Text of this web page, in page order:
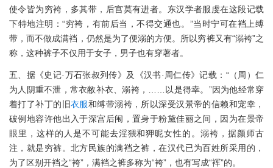
使令皆为穷袴，多其带，后宫莫有进者。东汉学者服虔在这段记载
下特地注明：“穷袴，有前后当，不得交通也。”当时宁可在裆上缚
带，而不做成满裆，仍然是为了便溺的方便。所以穷裤又有“溺袴”之
称，这种裤子不仅用于女子，男子也有穿著者。
五、据《史记·万石张叔列传》及《汉书·周仁传》记载：“（周）仁
为人阴重不泄，常衣敝补衣、溺袴，……以是得幸。”因为他经常穿
着打了补丁的旧衣服和缚带溺袴，所以深受汉景帝的信赖和宠幸，
破例地容许他出入于深宫后闱，置身于粉黛佳丽之间，因为在景帝
眼里，这样的人是不可能去淫猥和狎昵女性的。溺袴，据颜师古
注，就是穷裤。北方民族的满裆之裤，在汉代已为百姓所采用的，
为了区别开裆之“袴”，满裆之裤多称为“袴”，也有写成“裈”的。